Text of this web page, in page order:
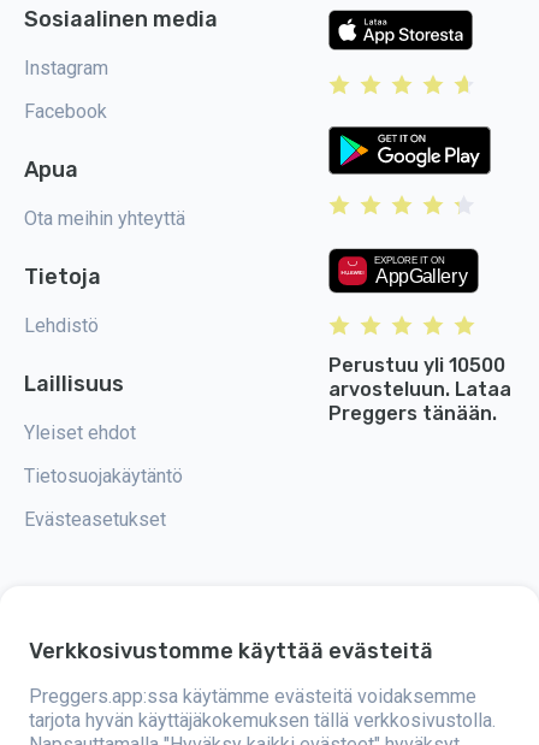
Sosiaalinen media
Instagram
Facebook
Apua
Ota meihin yhteyttä
Tietoja
Lehdistö
Laillisuus
Yleiset ehdot
Tietosuojakäytäntö
Evästeasetukset
Perustuu yli 10500
arvosteluun. Lataa
Preggers tänään.
Preggers on sovellus, jonka on kehittänyt ruotsalainen Stroller AB -yritys
helpompaa tuleville ja tuoreille vanhemmille ympäri maailmaa.
Monipuolinen tiimi ja asiantuntijayhteistyö ovat mahdollistaneet
käyttäjäystävällisten sovellusten kehittämisen, joita on jo käyttänyt yli
Verkkosivustomme käyttää evästeitä
Preggers.app:ssa käytämme evästeitä voidaksemme
tarjota hyvän käyttäjäkokemuksen tällä verkkosivustolla.